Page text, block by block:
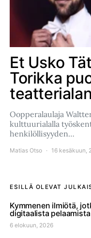
Et Usko
Torikka
Oopperalaulaja
kulttuurialalla
henkilöllisyyden…
Matias Otso 16 kesäkuun,
ESILLÄ OLEVAT
Kymmenen ilmiötä,
digitaalista pelaamista
6 elokuun, 2026